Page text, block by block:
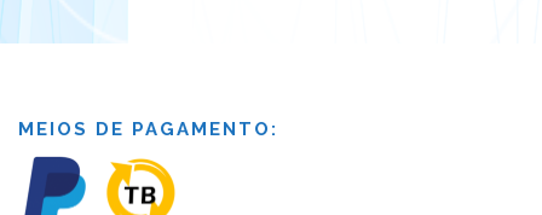
MEIOS DE PAGAMENTO: